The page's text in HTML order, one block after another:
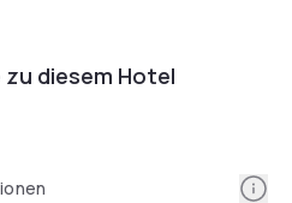
diesem Hotel